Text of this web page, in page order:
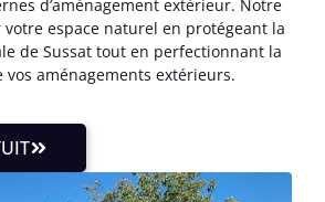
d’aménagement extérieur. Notre
espace naturel en protégeant la
de Sussat tout en perfectionnant la
vos aménagements extérieurs.